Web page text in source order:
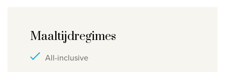
Maaltijdregimes
All-inclusive